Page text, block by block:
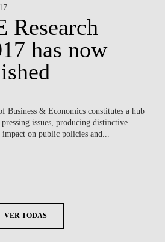
Research
has now
Business & Economics constitutes a hub
issues, producing distinctive
on public policies and...
VER TODAS